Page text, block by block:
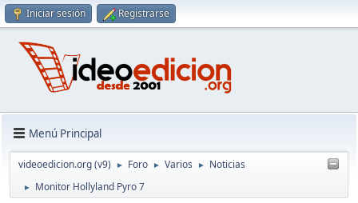
Iniciar sesión Registrarse
Menú Principal
videoedicion.org (v9) ► Foro ► Varios ► Noticias
► Monitor Hollyland Pyro 7